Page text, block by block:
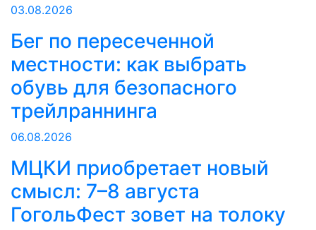
03.08.2026
Бег по пересеченной
местности: как выбрать
обувь для безопасного
трейлраннинга
06.08.2026
МЦКИ приобретает новый
смысл: 7–8 августа
ГогольФест зовет на толоку